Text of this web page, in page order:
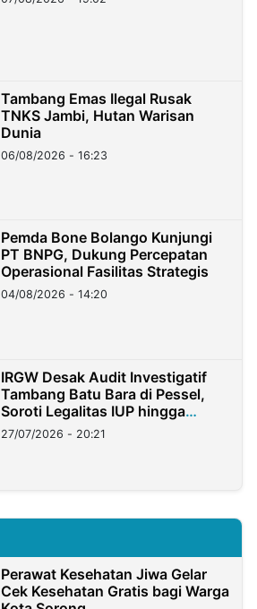
Tambang Emas Ilegal Rusak
TNKS Jambi, Hutan Warisan
Dunia
06/08/2026 - 16:23
Pemda Bone Bolango Kunjungi
PT BNPG, Dukung Percepatan
Operasional Fasilitas Strategis
04/08/2026 - 14:20
IRGW Desak Audit Investigatif
Tambang Batu Bara di Pessel,
Soroti Legalitas IUP hingga
Stockpile
27/07/2026 - 20:21
Perawat Kesehatan Jiwa Gelar
Cek Kesehatan Gratis bagi Warga